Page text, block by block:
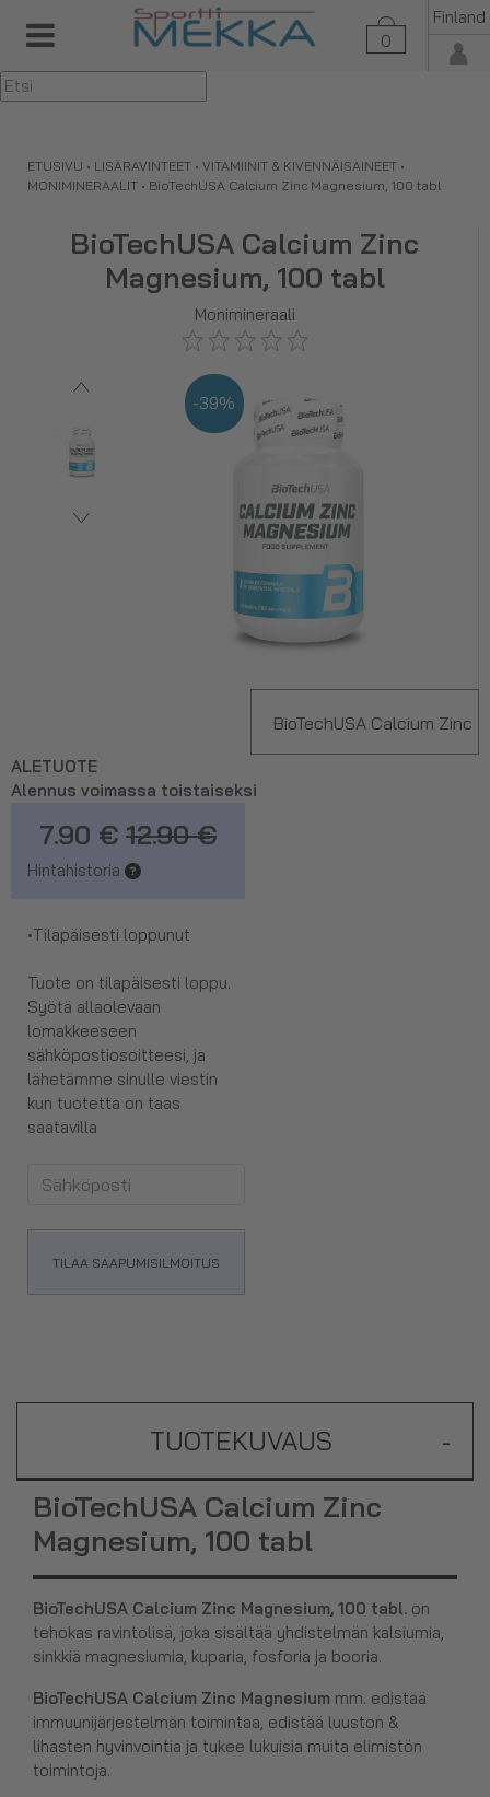
0
Finland
▼
ETUSIVU • LISÄRAVINTEET • VITAMIINIT & KIVENNÄISAINEET •
MONIMINERAALIT • BioTechUSA Calcium Zinc Magnesium, 100 tabl
BioTechUSA Calcium Zinc
Magnesium, 100 tabl
Monimineraali
-39%
BioTechUSA Calcium Zinc
ALETUOTE
Alennus voimassa toistaiseksi
7.90 € 12.90 €
Hintahistoria
•Tilapäisesti loppunut
Tuote on tilapäisesti loppu.
Syötä allaolevaan
lomakkeeseen
sähköpostiosoitteesi, ja
lähetämme sinulle viestin
kun tuotetta on taas
saatavilla
TILAA SAAPUMISILMOITUS
TUOTEKUVAUS -
BioTechUSA Calcium Zinc
Magnesium, 100 tabl
BioTechUSA Calcium Zinc Magnesium, 100 tabl. on
tehokas ravintolisä, joka sisältää yhdistelmän kalsiumia,
sinkkiä magnesiumia, kuparia, fosforia ja booria.
BioTechUSA Calcium Zinc Magnesium mm. edistää
immuunijärjestelmän toimintaa, edistää luuston &
lihasten hyvinvointia ja tukee lukuisia muita elimistön
toimintoja.